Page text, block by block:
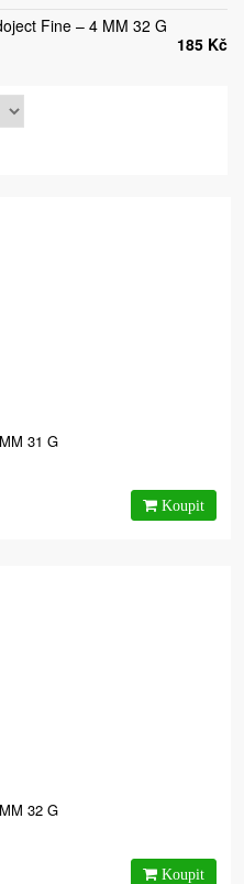
Fine – 4 MM 32 G
185 Kč
31 G
32 G